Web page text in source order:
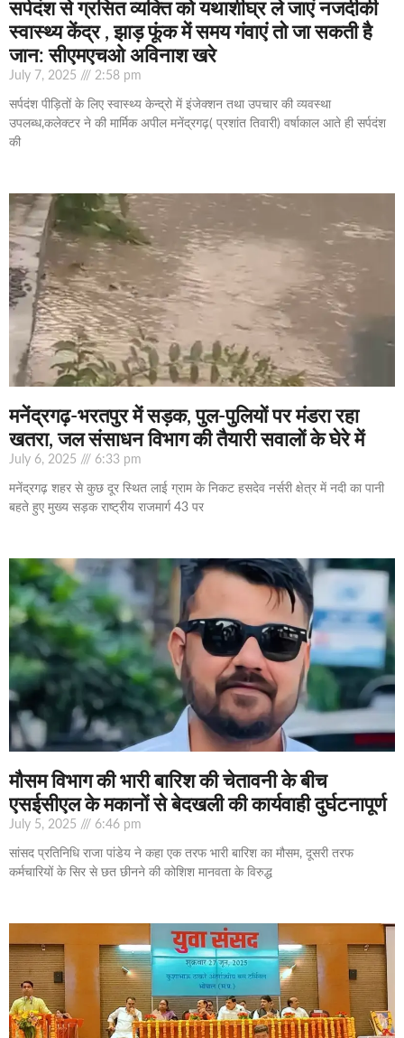
सर्पदंश से ग्रसित व्यक्ति को यथाशीघ्र ले जाएं नजदीकी
स्वास्थ्य केंद्र , झाड़ फूंक में समय गंवाएं तो जा सकती है
जान: सीएमएचओ अविनाश खरे
July 7, 2025 2:58 pm
सर्पदंश पीड़ितों के लिए स्वास्थ्य केन्द्रो में इंजेक्शन तथा उपचार की व्यवस्था
उपलब्ध,कलेक्टर ने की मार्मिक अपील मनेंद्रगढ़( प्रशांत तिवारी) वर्षाकाल आते ही सर्पदंश
की
मनेंद्रगढ़-भरतपुर में सड़क, पुल-पुलियों पर मंडरा रहा
खतरा, जल संसाधन विभाग की तैयारी सवालों के घेरे में
July 6, 2025 6:33 pm
मनेंद्रगढ़ शहर से कुछ दूर स्थित लाई ग्राम के निकट हसदेव नर्सरी क्षेत्र में नदी का पानी
बहते हुए मुख्य सड़क राष्ट्रीय राजमार्ग 43 पर
मौसम विभाग की भारी बारिश की चेतावनी के बीच
एसईसीएल के मकानों से बेदखली की कार्यवाही दुर्घटनापूर्ण
July 5, 2025 6:46 pm
सांसद प्रतिनिधि राजा पांडेय ने कहा एक तरफ भारी बारिश का मौसम, दूसरी तरफ
कर्मचारियों के सिर से छत छीनने की कोशिश मानवता के विरुद्ध